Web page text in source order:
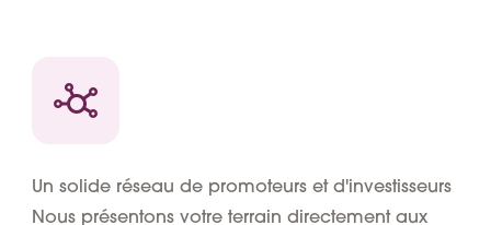
Un solide réseau de promoteurs et d'investisseurs
Nous présentons votre terrain directement aux